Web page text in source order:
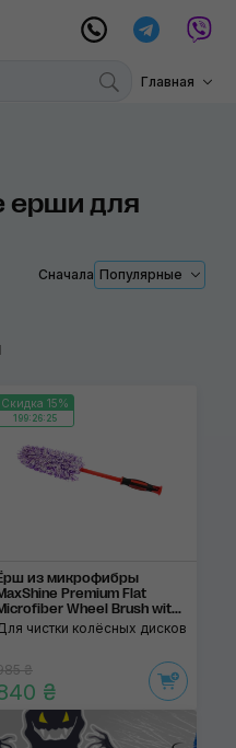
Главная
ерши для
Сначала Популярные
Скидка 15%
199:26:25
из микрофибры
Premium Flat
Wheel Brush wit...
чистки колёсных дисков
₴
₴